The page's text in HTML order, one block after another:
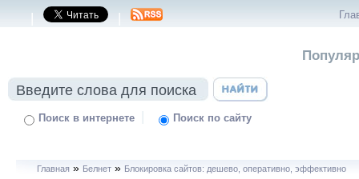
| |
Поиск в интернете | Поиск по сайту
Главная » Белнет » Блокировка сайтов: дешево, оперативно, эффективно